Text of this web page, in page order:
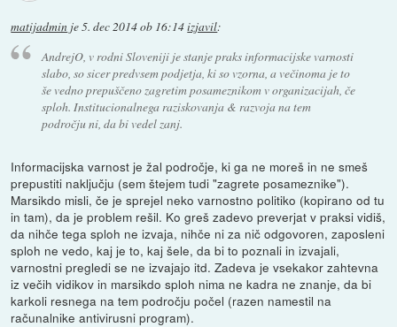
matijadmin je5. dec 2014 ob 16:14izjavil:
AndrejO, v rodni Sloveniji je stanje praks informacijske varnosti
slabo, so sicer predvsem podjetja, ki so vzorna, a večinoma je to
še vedno prepuščeno zagretim posameznikom v organizacijah, če
sploh. Institucionalnega raziskovanja & razvoja na tem
področju ni, da bi vedel zanj.
Informacijska varnost je žal področje, ki ga ne moreš in ne smeš
prepustiti naključju (sem štejem tudi "zagrete posameznike").
Marsikdo misli, če je sprejel neko varnostno politiko (kopirano od tu
in tam), da je problem rešil. Ko greš zadevo preverjat v praksi vidiš,
da nihče tega sploh ne izvaja, nihče ni za nič odgovoren, zaposleni
sploh ne vedo, kaj je to, kaj šele, da bi to poznali in izvajali,
varnostni pregledi se ne izvajajo itd. Zadeva je vsekakor zahtevna
iz večih vidikov in marsikdo sploh nima ne kadra ne znanje, da bi
karkoli resnega na tem področju počel (razen namestil na
računalnike antivirusni program).